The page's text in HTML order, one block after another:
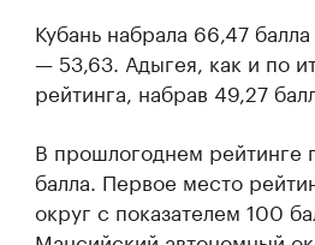
Кубань набрала 66,47
— 53,63. Адыгея, как и по
рейтинга, набрав 49,27
В прошлогоднем рейтинге
балла. Первое место
округ с показателем 100